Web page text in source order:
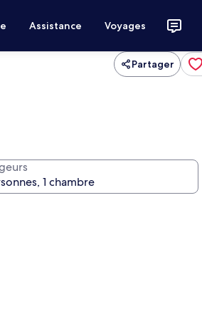
Assistance Voyages
Partager